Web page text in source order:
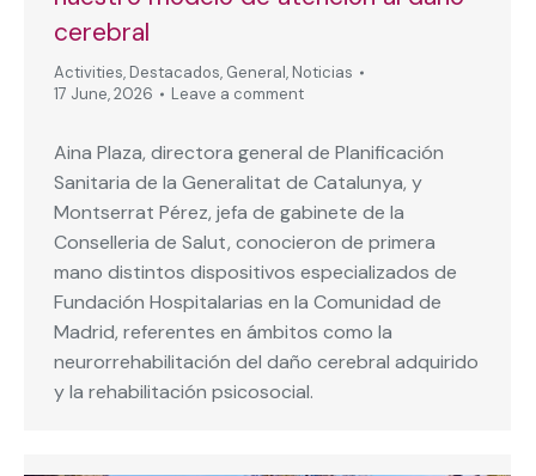
cerebral
Activities, Destacados, General, Noticias
17 June, 2026
Leave a comment
Aina Plaza, directora general de Planificación
Sanitaria de la Generalitat de Catalunya, y
Montserrat Pérez, jefa de gabinete de la
Conselleria de Salut, conocieron de primera
mano distintos dispositivos especializados de
Fundación Hospitalarias en la Comunidad de
Madrid, referentes en ámbitos como la
neurorrehabilitación del daño cerebral adquirido
y la rehabilitación psicosocial.